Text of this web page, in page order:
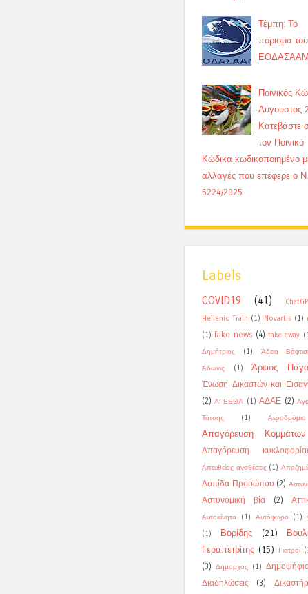
Τέμπη: Το
πόρισμα του
ΕΟΔΑΣΑΑΜ
Ποινικός
Αύγουστος
Κατεβάστε
τον Ποινικό
Κώδικα κωδικοποιημένο
αλλαγές που επέφερε ο Ν.
5224/2025
Labels
COVID19 (41) ChatGPT
Hellenic Train (1) Novartis (1)
(1) fake news (4) take away
Δημήτριος
(1) Άδεια
Άδωνις
(1) Άρειος
Ένωση Δικαστών και
(2) ΑΓΕΕΘΑ (1) ΑΔΑΕ (2)
Τάτσης
(1) Αεροδρόμια
Απαγόρευση Κομμάτων
Απαγόρευση
Απευθείας αναθέσεις (1)
Ασπίδα Προσώπου (2)
Αστυνομική βία (2)
Αυτοκίνητα (1) Αυτόφωρο (1)
(1)
Βορίδης (21)
Γεραπετρίτης (15) Γιατροί
(3) Δήμαρχος (1)
Διαδηλώσεις
(3)